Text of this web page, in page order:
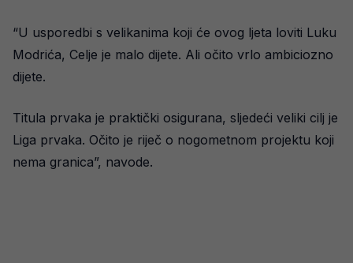
“U usporedbi s velikanima koji će ovog ljeta loviti Luku
Modrića, Celje je malo dijete. Ali očito vrlo ambiciozno
dijete.
Titula prvaka je praktički osigurana, sljedeći veliki cilj je
Liga prvaka. Očito je riječ o nogometnom projektu koji
nema granica”, navode.